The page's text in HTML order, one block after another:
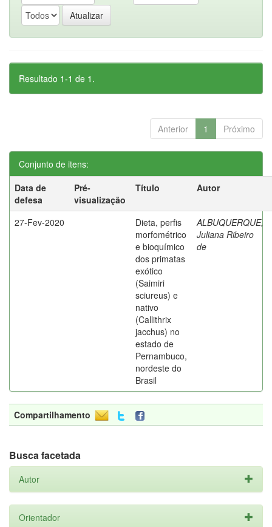
Resultado 1-1 de 1.
Anterior 1 Próximo
Conjunto de itens:
Data de
defesa
Pré-
visualização
Título Autor
27-Fev-2020
Dieta, perfis
morfométrico
e bioquímico
dos primatas
exótico
(Saimiri
sciureus) e
nativo
(Callithrix
jacchus) no
estado de
Pernambuco,
nordeste do
Brasil
ALBUQUERQUE,
Juliana Ribeiro
de
Compartilhamento
Busca facetada
Autor
Orientador